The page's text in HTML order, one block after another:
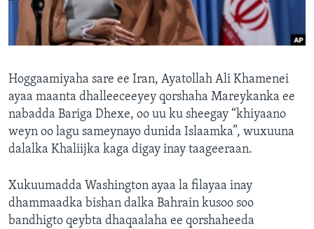
FAAQIDAADDA TODDOBAADKA
DHEXTAALKA TODDOBAADKA
Hoggaamiyaha sare ee Iran, Ayatollah Ali Khamenei
ayaa maanta dhalleeceeyey qorshaha Mareykanka ee
nabadda Bariga Dhexe, oo uu ku sheegay “khiyaano
weyn oo lagu sameynayo dunida Islaamka”, wuxuuna
dalalka Khaliijka kaga digay inay taageeraan.
Xukuumadda Washington ayaa la filayaa inay
dhammaadka bishan dalka Bahrain kusoo soo
bandhigto qeybta dhaqaalaha ee qorshaheeda